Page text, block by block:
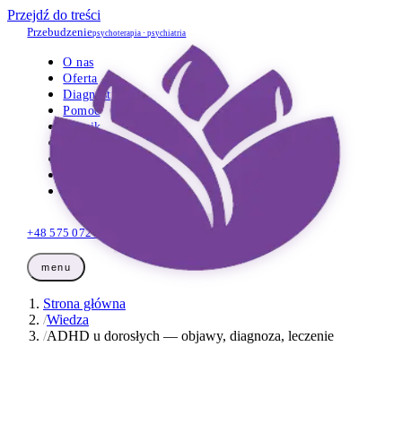
Przejdź do treści
Przebudzeniepsychoterapia · psychiatria
O nas
Oferta
Diagnostyka
Pomoc
Cennik
+48 575 072 425
menu
Strona główna
/Wiedza
/ADHD u dorosłych — objawy, diagnoza, leczenie